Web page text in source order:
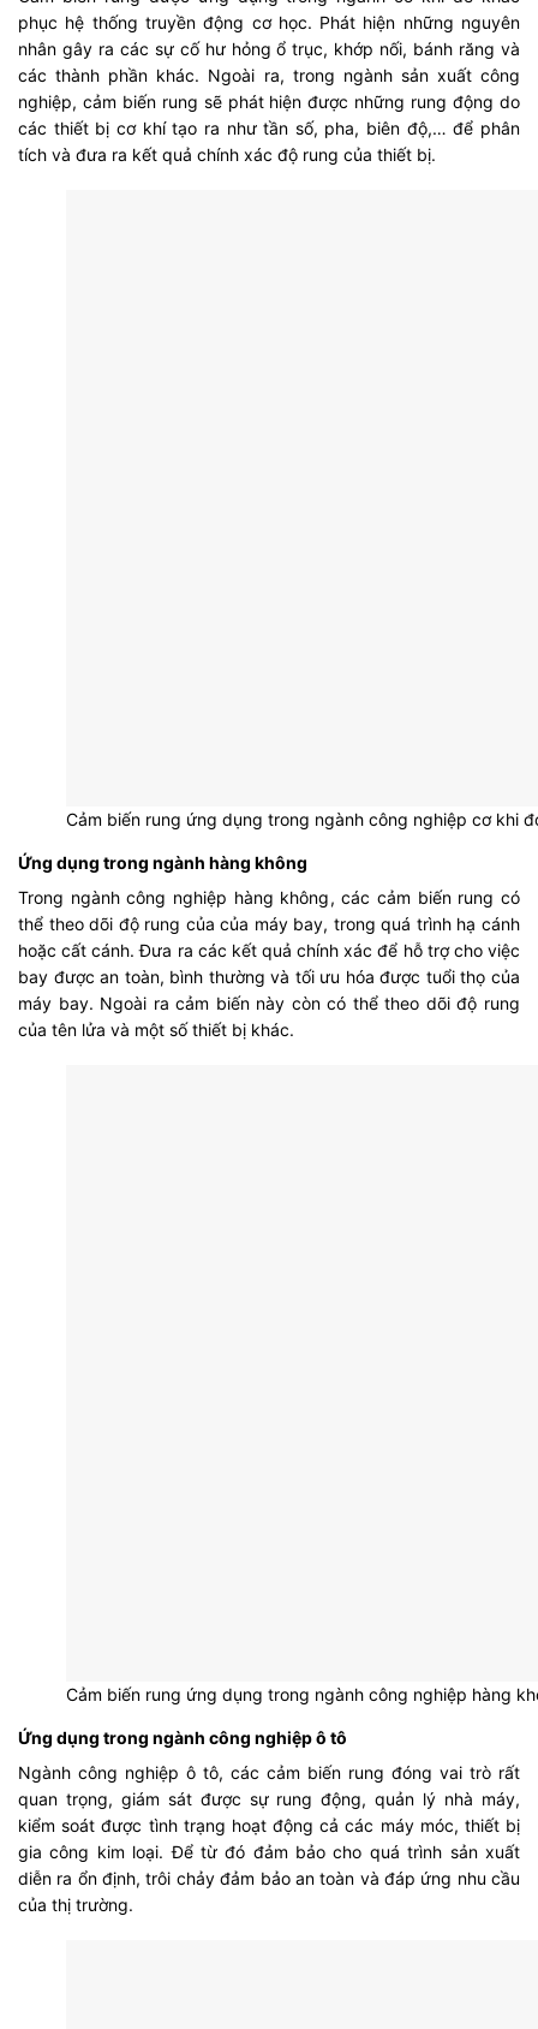
phục hệ thống truyền động cơ học. Phát hiện những nguyên
nhân gây ra các sự cố hư hỏng ổ trục, khớp nối, bánh răng và
các thành phần khác. Ngoài ra, trong ngành sản xuất công
nghiệp, cảm biến rung sẽ phát hiện được những rung động do
các thiết bị cơ khí tạo ra như tần số, pha, biên độ,… để phân
tích và đưa ra kết quả chính xác độ rung của thiết bị.
Cảm biến rung ứng dụng trong ngành công nghiệp cơ khi
Ứng dụng trong ngành hàng không
Trong ngành công nghiệp hàng không, các cảm biến rung có
thể theo dõi độ rung của của máy bay, trong quá trình hạ cánh
hoặc cất cánh. Đưa ra các kết quả chính xác để hỗ trợ cho việc
bay được an toàn, bình thường và tối ưu hóa được tuổi thọ của
máy bay. Ngoài ra cảm biến này còn có thể theo dõi độ rung
của tên lửa và một số thiết bị khác.
Cảm biến rung ứng dụng trong ngành công nghiệp hàng
Ứng dụng trong ngành công nghiệp ô tô
Ngành công nghiệp ô tô, các cảm biến rung đóng vai trò rất
quan trọng, giám sát được sự rung động, quản lý nhà máy,
kiểm soát được tình trạng hoạt động cả các máy móc, thiết bị
gia công kim loại. Để từ đó đảm bảo cho quá trình sản xuất
diễn ra ổn định, trôi chảy đảm bảo an toàn và đáp ứng nhu cầu
của thị trường.